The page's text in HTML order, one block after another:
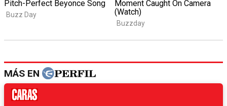
MÁS EN